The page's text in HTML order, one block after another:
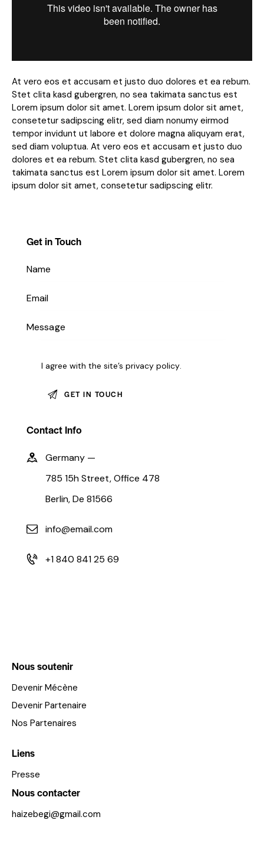
At vero eos et accusam et justo duo dolores et ea rebum.
Stet clita kasd gubergren, no sea takimata sanctus est
Lorem ipsum dolor sit amet. Lorem ipsum dolor sit amet,
consetetur sadipscing elitr, sed diam nonumy eirmod
tempor invidunt ut labore et dolore magna aliquyam erat,
sed diam voluptua. At vero eos et accusam et justo duo
dolores et ea rebum. Stet clita kasd gubergren, no sea
takimata sanctus est Lorem ipsum dolor sit amet. Lorem
ipsum dolor sit amet, consetetur sadipscing elitr.
Get in Touch
I agree with the site’sprivacy policy.
Contact Info
Germany —
785 15h Street, Office 478
Berlin, De 81566
info@email.com
+1 840 841 25 69
Nous soutenir
Devenir Mécène
Devenir Partenaire
Nos Partenaires
Liens
Presse
Nous contacter
haizebegi@gmail.com